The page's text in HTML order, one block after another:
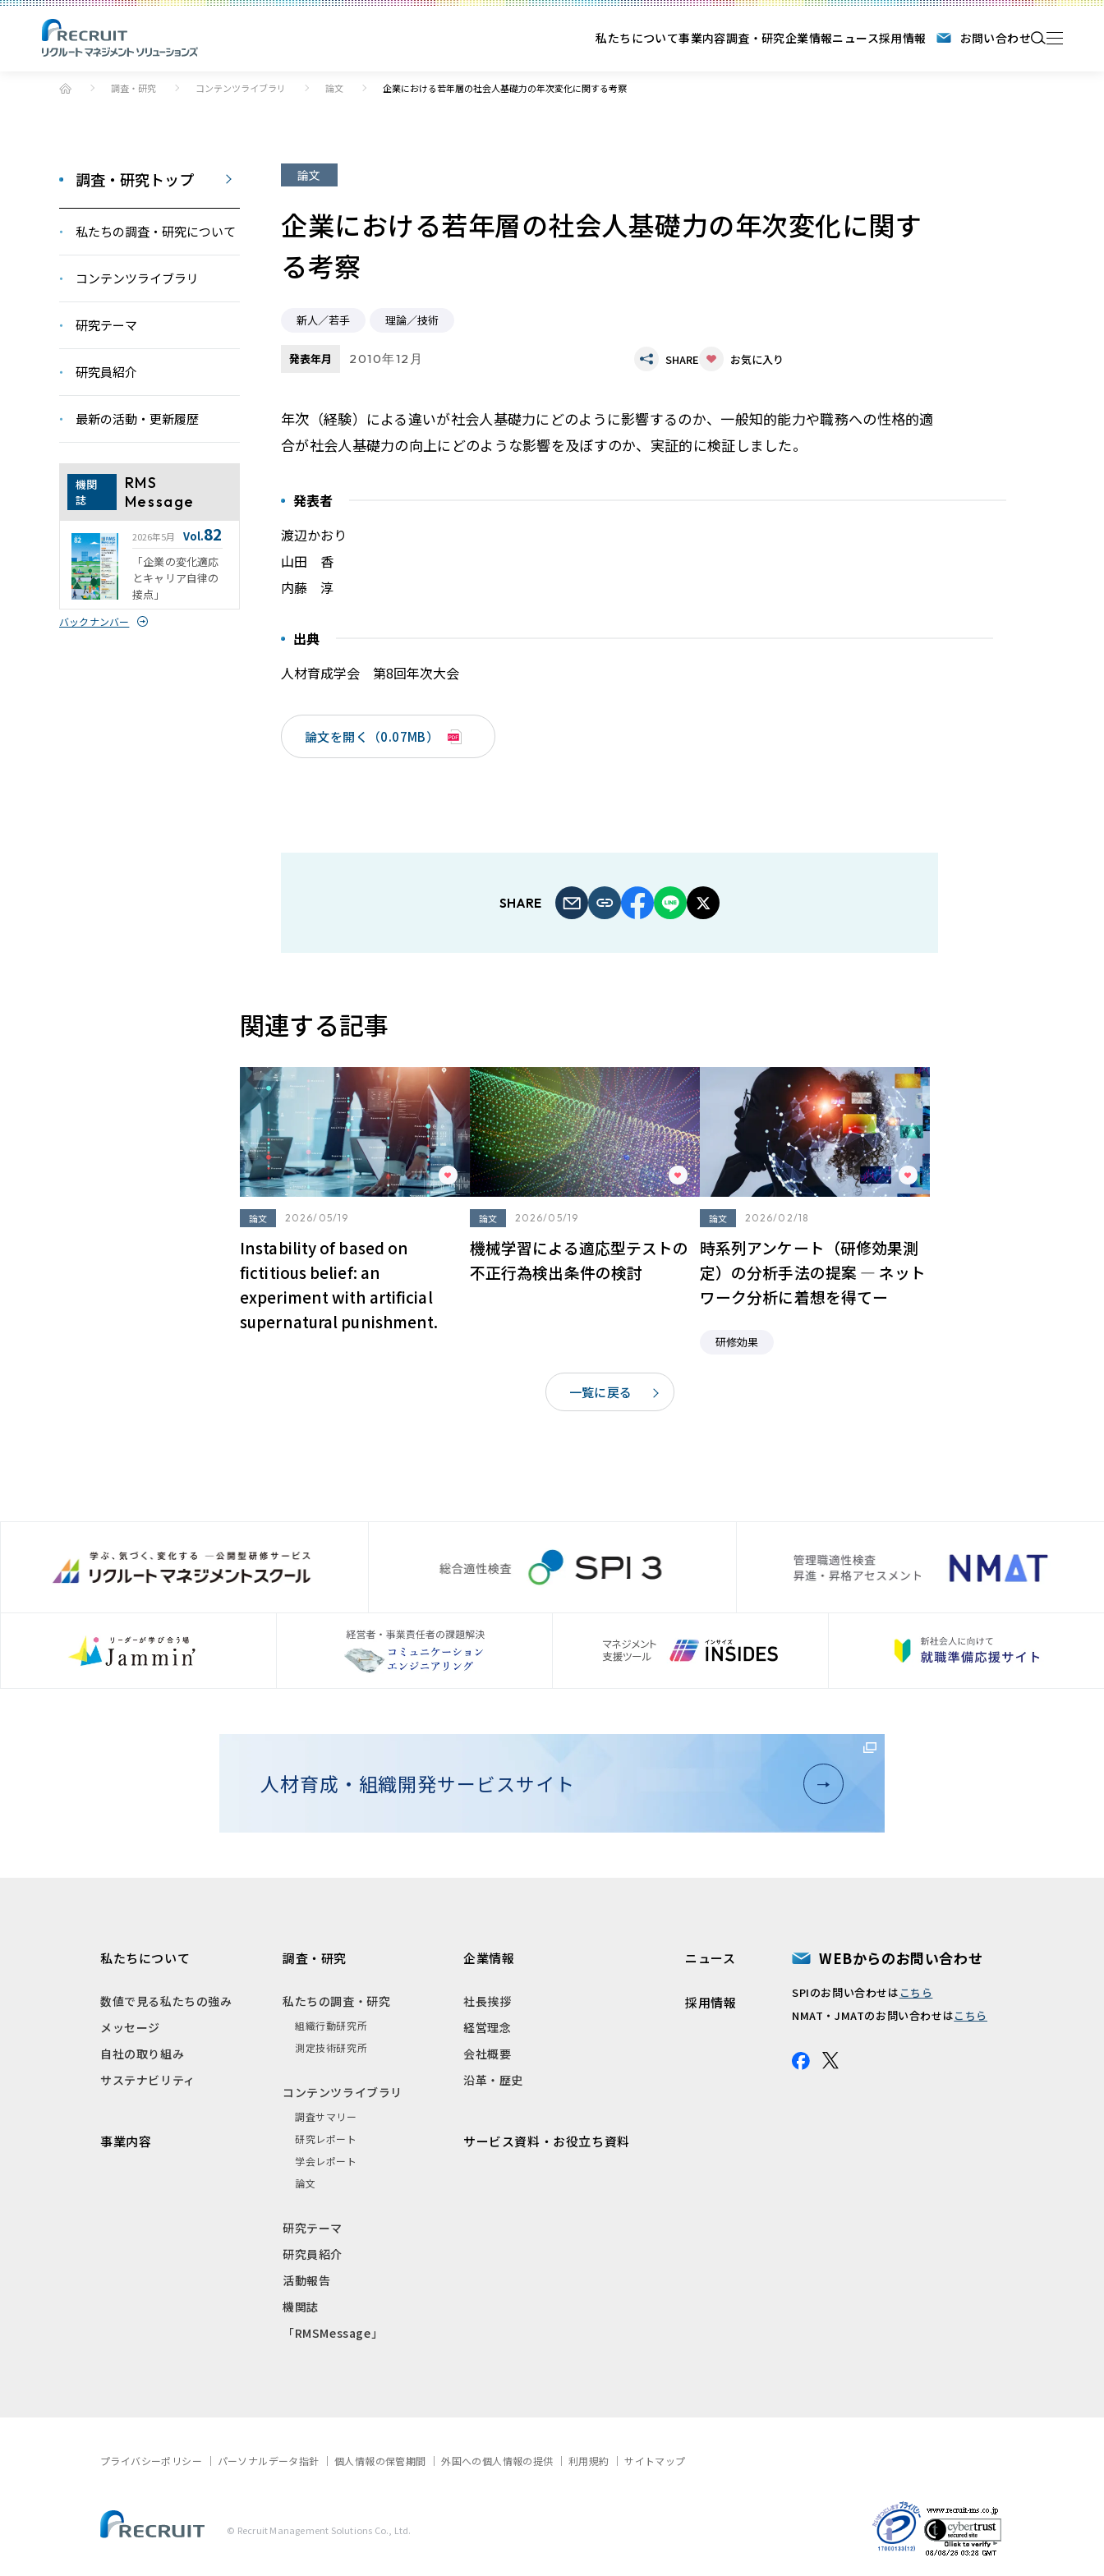
私たちについて事業内容調査・研究企業情報ニュース採用情報 お問い合わせ
調査・研究 コンテンツライブラリ 論文 企業における若年層の社会人基礎力の年次変化に関する考察
調査・研究トップ
私たちの調査・研究について
コンテンツライブラリ
研究テーマ
研究員紹介
最新の活動・更新履歴
機関
誌
RMS
Message
「企業の変化適応
とキャリア自律の
接点」
2026年5月 Vol.82
バックナンバー
論文
企業における若年層の社会人基礎力の年次変化に関す
る考察
新人／若手 理論／技術
発表年月 2010年12月 SHARE お気に入り
年次（経験）による違いが社会人基礎力にどのように影響するのか、一般知的能力や職務への性格的適
合が社会人基礎力の向上にどのような影響を及ぼすのか、実証的に検証しました。
発表者
渡辺かおり
山田 香
内藤 淳
出典
人材育成学会 第8回年次大会
論文を開く（0.07MB）
SHARE
関連する記事
論文 2026/05/19
Instability of based on
fictitious belief: an
experiment with artificial
supernatural punishment.
論文 2026/05/19
機械学習による適応型テストの
不正行為検出条件の検討
論文 2026/02/18
時系列アンケート（研修効果測
定）の分析⼿法の提案 ― ネット
ワーク分析に着想を得てー
研修効果
一覧に戻る
人材育成・組織開発サービスサイト
私たちについて
数値で見る私たちの強み
メッセージ
自社の取り組み
サステナビリティ
事業内容
調査・研究
私たちの調査・研究
組織行動研究所
測定技術研究所
コンテンツライブラリ
調査サマリー
研究レポート
学会レポート
論文
研究テーマ
研究員紹介
活動報告
機関誌
「RMSMessage」
企業情報
社長挨拶
経営理念
会社概要
沿革・歴史
サービス資料・お役立ち資料
ニュース
採用情報
WEBからのお問い合わせ
SPIのお問い合わせは こちら
NMAT・JMATのお問い合わせはこちら
プライバシーポリシー パーソナルデータ指針 個人情報の保管期間 外国への個人情報の提供 利用規約 サイトマップ
© Recruit Management Solutions Co., Ltd.